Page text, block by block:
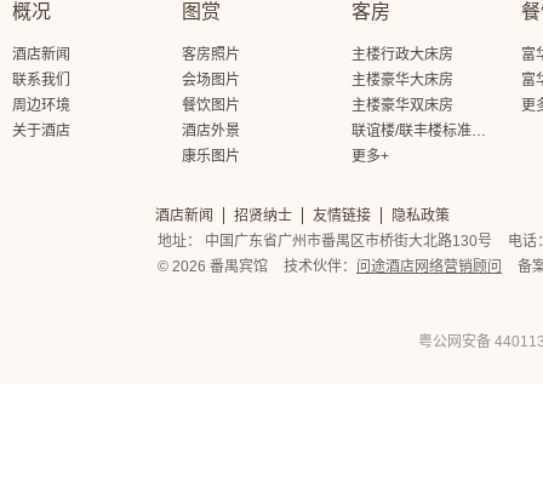
概况
酒店新闻
联系我们
周边环境
关于酒店
图赏
客房照片
会场图片
餐饮图片
酒店外景
康乐图片
客房
主楼行政大床房
主楼豪华大床房
主楼豪华双床房
联谊楼/联丰楼标准大床房
更多+
富
富
更
酒店新闻 招贤纳士 友情链接
隐私政策
地址： 中国广东省广州市番禺区市桥街大北路130号
电话
© 2026 番禺宾馆
技术伙伴： 问途酒店网络营销顾问 备
粤公网安备